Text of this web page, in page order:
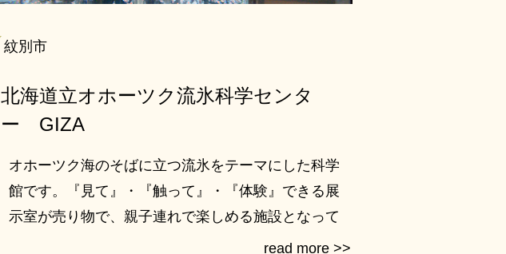
紋別市
北海道立オホーツク流氷科学センタ
ー GIZA
オホーツク海のそばに立つ流氷をテーマにした科学
館です。『見て』・『触って』・『体験』できる展
示室が売り物で、親子連れで楽しめる施設となって
います。厳寒体験室は、真冬の氷点下２０度の世界